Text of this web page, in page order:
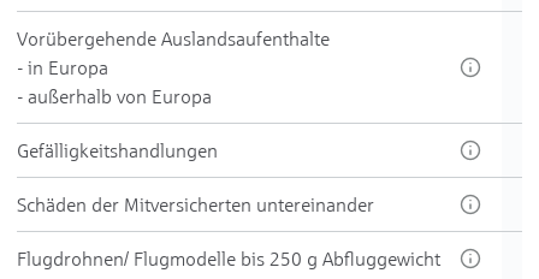
Vorüber­gehende Aus­lands­aufenthalte
- in Europa
- außer­halb von Europa
Ge­fällig­keits­hand­lungen
Schä­den der Mit­versicher­ten unter­einan­der
Flug­drohnen/ Flug­modelle bis 250 g Ab­flug­gewicht